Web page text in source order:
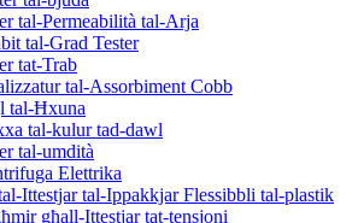
tal-Permeabilità tal-Arja
tal-Grad Tester
tat-Trab
tal-Assorbiment Cobb
tal-Ħxuna
tal-kulur tad-dawl
tal-umdità
Elettrika
Ittestjar tal-Ippakkjar Flessibbli tal-plastik
għall-Ittestjar tat-tensjoni